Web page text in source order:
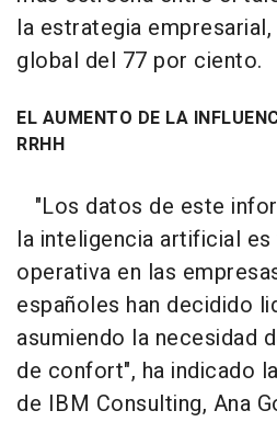
la estrategia
global del 77 por ciento.
EL AUMENTO DE LA
RRHH
"Los datos de este
la inteligencia artificial es
operativa en las
españoles han decidido
asumiendo la necesidad
de confort", ha indicado
de IBM Consulting, Ana